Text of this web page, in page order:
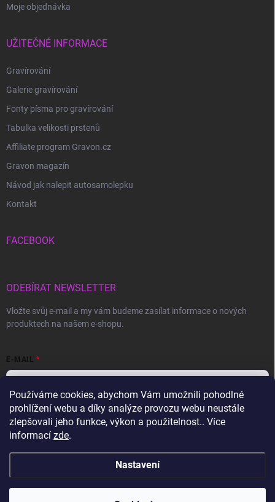
Používáme cookies, abychom Vám umožnili pohodlné
prohlížení webu a díky analýze provozu webu neustále
zlepšovali jeho funkce, výkon a použitelnost.. Více
informací zde.
Nastavení
Moje objednávka
UŽITEČNÉ INFORMACE
Gravírování
Galerie gravírování
Fonty písma pro gravírování
Tabulka velikosti prstenů
Affiliate program Gravon.cz
Gravon magazín
Návod jak nalepit autosamolepku
Kontakt
FACEBOOK
ODEBÍRAT NEWSLETTER
Vložte svůj e-mail a my vám budeme zasílat informace o nových
produktech na našem e-shopu.
E-MAIL
Vložením e-mailu souhlasíte spodmínkami ochrany osobních údajů
Přihlásit se
Gravon.cz . Všechna práva vyhrazena.